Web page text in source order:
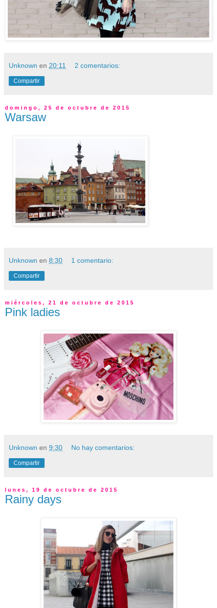
Unknown en 20:11 2 comentarios:
Compartir
domingo, 25 de octubre de 2015
Warsaw
Unknown en 8:30 1 comentario:
Compartir
miércoles, 21 de octubre de 2015
Pink ladies
Unknown en 9:30 No hay comentarios:
Compartir
lunes, 19 de octubre de 2015
Rainy days